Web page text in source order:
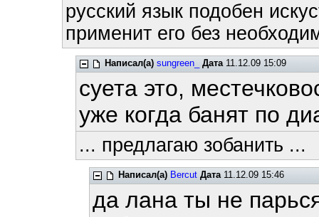
русский язык подобен
применит его без
Написал(а) sungreen_ Дата11.12.09 15:09
суета это,
уже когда банят по
... предлагаю зобанить ...
Написал(а) Bercut Дата11.12.09 15:46
да лана ты не